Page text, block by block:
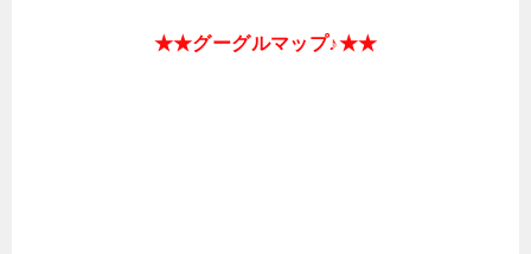
★★グーグルマップ♪★★